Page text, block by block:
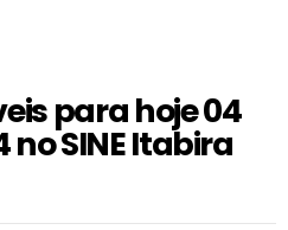
para hoje 04
no SINE Itabira